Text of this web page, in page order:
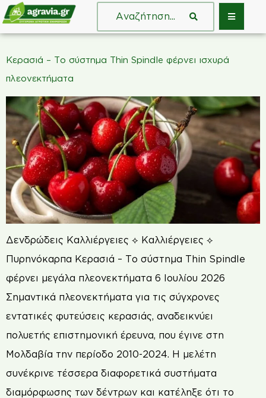
Κερασιά – Το σύστημα Thin Spindle φέρνει ισχυρά
πλεονεκτήματα
Δενδρώδεις Καλλιέργειες ⟡ Καλλιέργειες ⟡
Πυρηνόκαρπα Κερασιά – Το σύστημα Thin Spindle
φέρνει μεγάλα πλεονεκτήματα 6 Ιουλίου 2026
Σημαντικά πλεονεκτήματα για τις σύγχρονες
εντατικές φυτεύσεις κερασιάς, αναδεικνύει
πολυετής επιστημονική έρευνα, που έγινε στη
Μολδαβία την περίοδο 2010-2024. Η μελέτη
συνέκρινε τέσσερα διαφορετικά συστήματα
διαμόρφωσης των δέντρων και κατέληξε ότι το